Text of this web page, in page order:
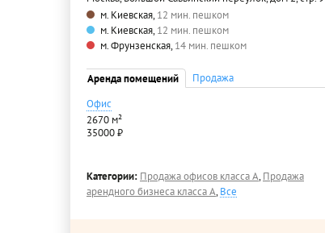
м. Киевская,12 мин. пешком
м. Киевская,12 мин. пешком
м. Фрунзенская,14 мин. пешком
Аренда помещений
Продажа
Офис
2670 м²
35000 ₽
Категории: Продажа офисов класса A,Продажа
арендного бизнеса класса A,Все